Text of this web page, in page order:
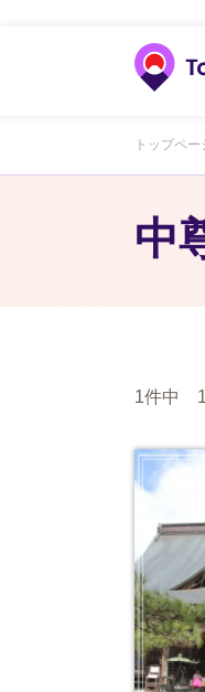
トップペー
中
1件中 1